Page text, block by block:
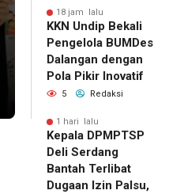
18 jam lalu
KKN Undip Bekali
Pengelola BUMDes
Dalangan dengan
Pola Pikir Inovatif
5 Redaksi
1 hari lalu
Kepala DPMPTSP
Deli Serdang
Bantah Terlibat
Dugaan Izin Palsu,